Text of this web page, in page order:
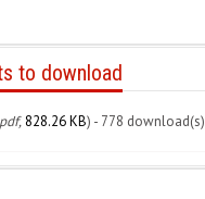
to download
828.26 KB) - 778 download(s)